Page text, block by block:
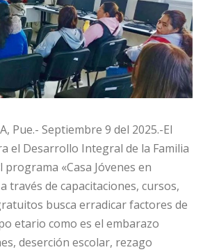
Pue.- Septiembre 9 del 2025.-El
el Desarrollo Integral de la Familia
programa «Casa Jóvenes en
través de capacitaciones, cursos,
busca erradicar factores de
etario como es el embarazo
deserción escolar, rezago